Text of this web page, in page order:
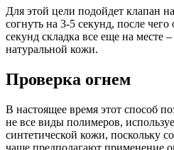
Для этой цели подойдет клапан
согнуть на 3-5 секунд, после чего
секунд складка все еще на месте
натуральной кожи.
Проверка огнем
В настоящее время этот способ
не все виды полимеров,
синтетической кожи, поскольку